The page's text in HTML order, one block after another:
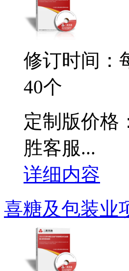
修订时间：
40个
定制版价格
胜客服...
详细内容
喜糖及包装业